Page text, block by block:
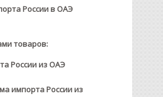
России в ОАЭ
товаров:
России из ОАЭ
импорта России из